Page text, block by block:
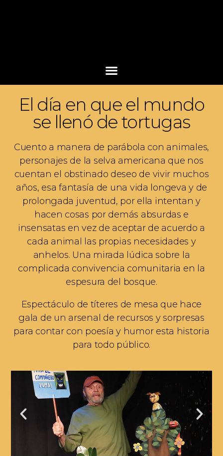
El día en que el mundo
se llenó de tortugas
Cuento a manera de parábola con animales,
personajes de la selva americana que nos
cuentan el obstinado deseo de vivir muchos
años, esa fantasía de una vida longeva y de
prolongada juventud, por ella intentan y
hacen cosas por demás absurdas e
insensatas en vez de aceptar de acuerdo a
cada animal las propias necesidades y
anhelos. Una mirada lúdica sobre la
complicada convivencia comunitaria en la
espesura del bosque.
Espectáculo de títeres de mesa que hace
gala de un arsenal de recursos y sorpresas
para contar con poesía y humor esta historia
para todo público.